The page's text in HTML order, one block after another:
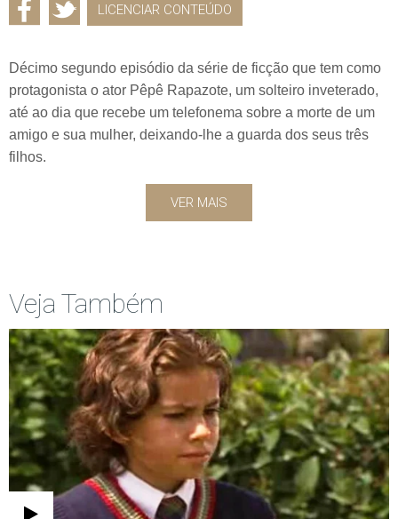
LICENCIAR CONTEÚDO
Décimo segundo episódio da série de ficção que tem como
protagonista o ator Pêpê Rapazote, um solteiro inveterado,
até ao dia que recebe um telefonema sobre a morte de um
amigo e sua mulher, deixando-lhe a guarda dos seus três
filhos.
VER MAIS
Veja Também